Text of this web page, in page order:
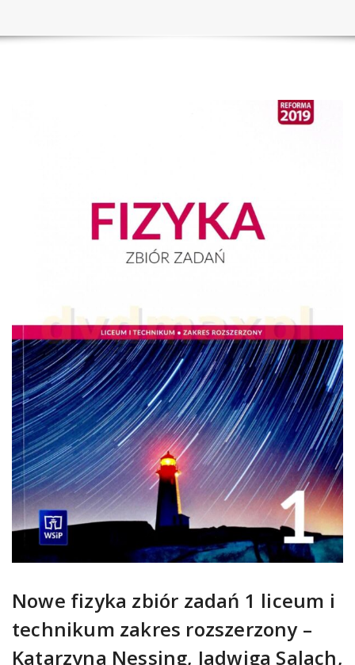
Nowe fizyka zbiór zadań 1 liceum i
technikum zakres rozszerzony –
Katarzyna Nessing, Jadwiga Salach,